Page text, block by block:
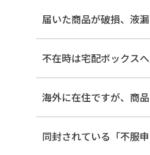
届いた商品が破損、液
不在時は宅配ボックス
海外に在住ですが、商
同封されている「不服